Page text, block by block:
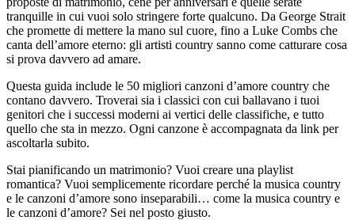
tranquille in cui vuoi solo stringere forte qualcuno. Da George Strait
che promette di mettere la mano sul cuore, fino a Luke Combs che
canta dell’amore eterno: gli artisti country sanno come catturare cosa
si prova davvero ad amare.
Questa guida include le 50 migliori canzoni d’amore country che
contano davvero. Troverai sia i classici con cui ballavano i tuoi
genitori che i successi moderni ai vertici delle classifiche, e tutto
quello che sta in mezzo. Ogni canzone è accompagnata da link per
ascoltarla subito.
Stai pianificando un matrimonio? Vuoi creare una playlist
romantica? Vuoi semplicemente ricordare perché la musica country
e le canzoni d’amore sono inseparabili… come la musica country e
le canzoni d’amore? Sei nel posto giusto.